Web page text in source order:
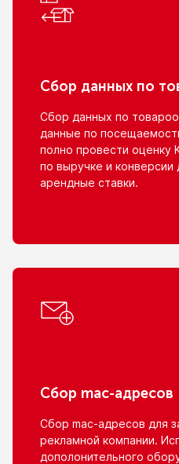
Сбор данных по
Сбор данных по
данные по
полно провести оценку
по выручке и конверсии
арендные ставки.
Сбор mac-адресов
Сбор mac-адресов для
рекламной компании.
дополонительного